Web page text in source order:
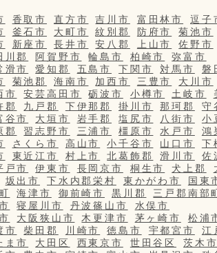
香取市 直方市 吉川市 富田林市
逗子
釜石市 大町市 紋別郡 防府市
菊池市
新座市 長井市 安八郡 上山市
佐野市
川郡 阿賀野市 輪島市 柏崎市
弥富市
滑市 愛知郡 五島市 下関市 対馬市
磐
菊池郡 海南市 加西市 三豊市
大川市
市 安芸高田市 砺波市 小樽市 土岐市
郡 九戸郡 下伊那郡 掛川市 那珂郡
守
谷市 大垣市 岩手郡 塩尻市 八街市
小
郡 習志野市 三浦市 橿原市 水戸市
鴻
さくら市 高山市 小千谷市 山口市
下
東近江市 村上市 北葛飾郡 滑川市
佐
戸市 伊東市 長岡京市 桐生市 犬上郡
坂出市 下水内郡栄村 東かがわ市
国東
海津市 御前崎市 黒川郡
三戸郡南部
寝屋川市 丹波篠山市
水俣市
大阪狭山市 木更津市 茅ヶ崎市
松浦
市 柴田郡 川崎市 徳島市 宇都宮市
江
ま市 大田区 西東京市 世田谷区
茨木市